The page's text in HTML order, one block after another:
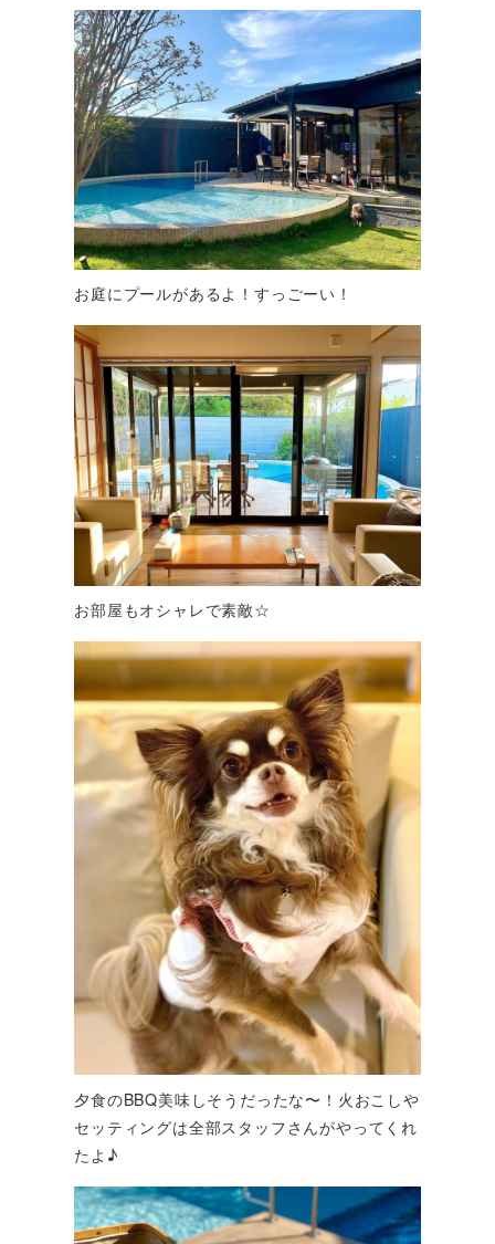
お庭にプールがあるよ！すっごーい！
お部屋もオシャレで素敵☆
夕食のBBQ美味しそうだったな〜！火おこしや
セッティングは全部スタッフさんがやってくれ
たよ♪